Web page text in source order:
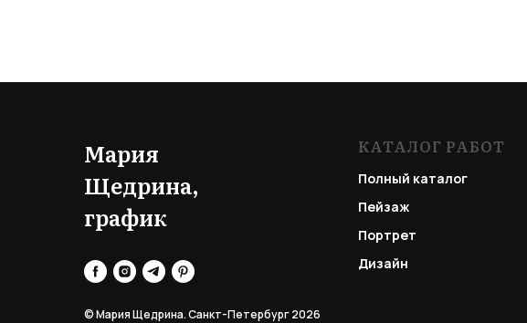
Мария
Щедрина,
график
© Мария Щедрина. Санкт-Петербург 2026
КАТАЛОГ РАБОТ
Полный каталог
Пейзаж
Портрет
Дизайн